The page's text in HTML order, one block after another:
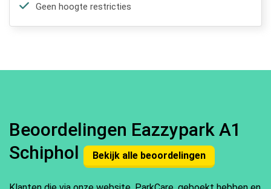
Geen hoogte restricties
Beoordelingen Eazzypark A1
Schiphol
Bekijk alle beoordelingen